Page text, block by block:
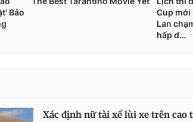
Xác định nữ tài xế lùi xe trên cao